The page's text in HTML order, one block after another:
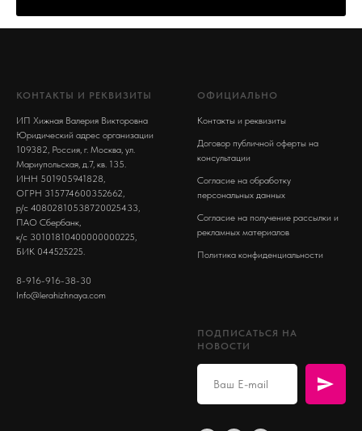
КОНТАКТЫ И РЕКВИЗИТЫ
ИП Хижная Валерия Викторовна
Юридический адрес организации
109382, Россия, г. Москва, ул.
Мариупольская, д.7, кв. 135.
ИНН 501905941828,
ОГРН 315774600352662,
р/с 40802810538720025433,
ПАО Сбербанк,
к/с 30101810400000000225,
БИК 044525225.
8-916-916-38-30
Info@lerahizhnaya.com
ОФИЦИАЛЬНО
Контакты и реквизиты
Договор публичной оферты на
консультации
Согласие на обработку
персональных данных
Согласие на получение рассылки и
рекламных материалов
Политика конфиденциальности
ПОДПИСАТЬСЯ НА
НОВОСТИ